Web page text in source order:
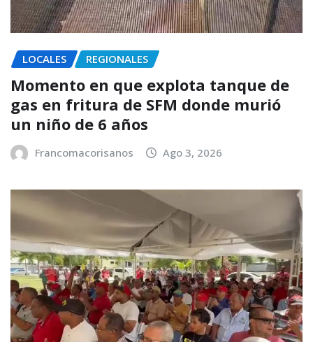
LOCALES REGIONALES
Momento en que explota tanque de
gas en fritura de SFM donde murió
un niño de 6 años
Francomacorisanos Ago 3, 2026